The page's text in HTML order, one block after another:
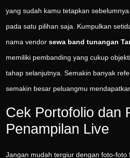
yang sudah kamu tetapkan
pada satu pilihan saja. Kumpulkan
nama vendor sewa band tunangan
memiliki pembanding yang cukup
tahap selanjutnya. Semakin banyak
semakin besar peluangmu
Cek Portofolio dan
Penampilan Live
Jangan mudah tergiur dengan foto-foto